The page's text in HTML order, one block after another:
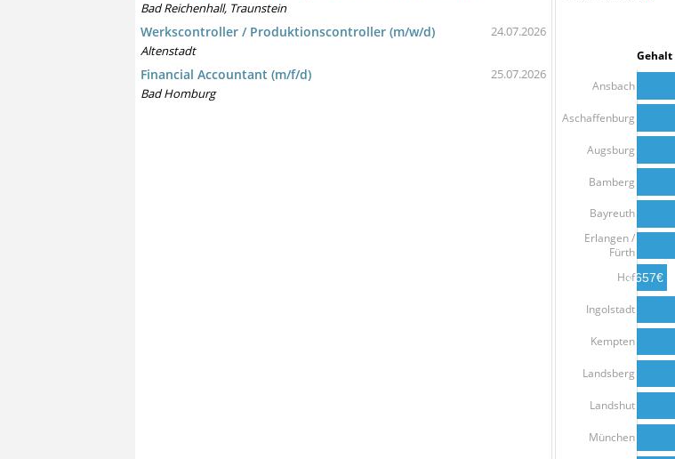
Ansbach
Aschaffenburg
Augsburg
Bamberg
Bayreuth
Erlangen /
Fürth
Hof
Ingolstadt
Kempten
Landsberg
Landshut
München
3,657€
Bad Reichenhall, Traunstein
Werkscontroller / Produktionscontroller (m/w/d)
Altenstadt
24.07.2026
Financial Accountant (m/f/d)
Bad Homburg
25.07.2026